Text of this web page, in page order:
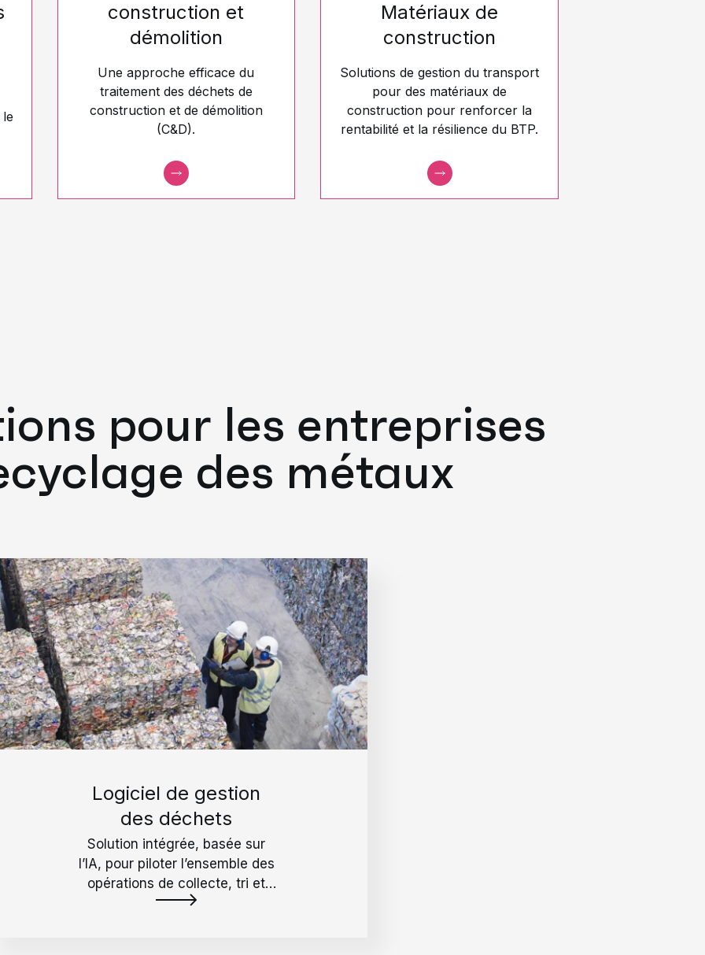
construction et
démolition
Une approche efficace du
traitement des déchets de
construction et de démolition
(C&D).
Matériaux de
construction
Solutions de gestion du transport
pour des matériaux de
construction pour renforcer la
rentabilité et la résilience du BTP.
pour les entreprises
des métaux
Logiciel de gestion
des déchets
Solution intégrée, basée sur
l’IA, pour piloter l’ensemble des
opérations de collecte, tri et
recyclage.